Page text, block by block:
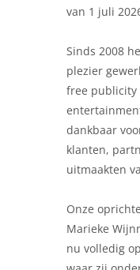
van 1 juli
Sinds 2008
plezier
free publicity
dankbaar
klanten,
uitmaakten
Onze
Marieke
nu volledig op